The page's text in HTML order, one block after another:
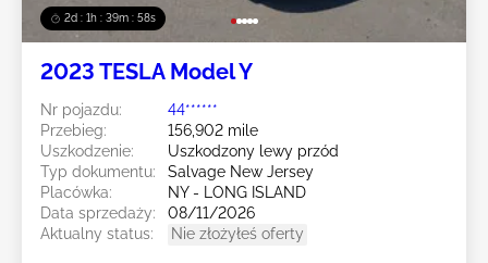
2d : 1h : 39m : 55s
2023 TESLA Model Y
Nr pojazdu:
44******
Przebieg:
156,902 mile
Uszkodzenie:
Uszkodzony lewy przód
Typ dokumentu:
Salvage New Jersey
Placówka:
NY - LONG ISLAND
Data sprzedaży:
08/11/2026
Aktualny status:
Nie złożyłeś oferty